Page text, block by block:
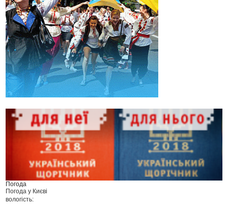
Погода
Погода у Києві
вологість: